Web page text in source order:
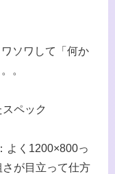
ソワして「何か
。
ペック
よく1200×800っ
が目立って仕方